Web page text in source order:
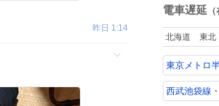
昨日 1:14
数
電車遅延
北海道 東北
東京メトロ
西武池袋線